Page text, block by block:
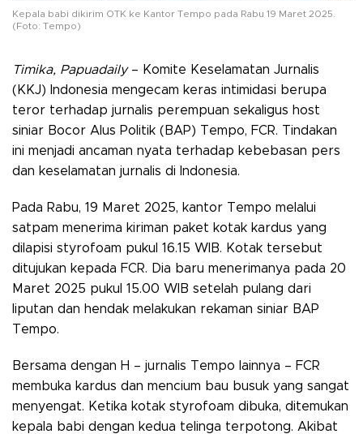
Kepala babi dikirim OTK ke Kantor Tempo pada Rabu 19 Maret 2025.
(Foto: Tempo)
Timika, Papuadaily– Komite Keselamatan Jurnalis
(KKJ) Indonesia mengecam keras intimidasi berupa
teror terhadap jurnalis perempuan sekaligus host
siniar Bocor Alus Politik (BAP) Tempo, FCR. Tindakan
ini menjadi ancaman nyata terhadap kebebasan pers
dan keselamatan jurnalis di Indonesia.
Pada Rabu, 19 Maret 2025, kantor Tempo melalui
satpam menerima kiriman paket kotak kardus yang
dilapisi styrofoam pukul 16.15 WIB. Kotak tersebut
ditujukan kepada FCR. Dia baru menerimanya pada 20
Maret 2025 pukul 15.00 WIB setelah pulang dari
liputan dan hendak melakukan rekaman siniar BAP
Tempo.
Bersama dengan H – jurnalis Tempo lainnya – FCR
membuka kardus dan mencium bau busuk yang sangat
menyengat. Ketika kotak styrofoam dibuka, ditemukan
kepala babi dengan kedua telinga terpotong. Akibat